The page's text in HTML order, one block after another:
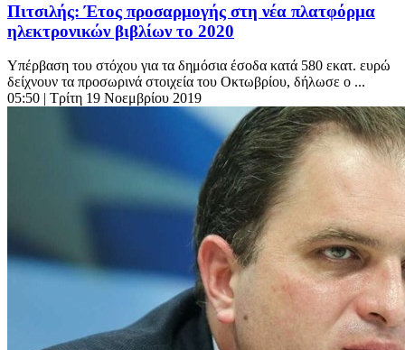
Πιτσιλής: Έτος προσαρμογής στη νέα πλατφόρμα
ηλεκτρονικών βιβλίων το 2020
Υπέρβαση του στόχου για τα δημόσια έσοδα κατά 580 εκατ. ευρώ
δείχνουν τα προσωρινά στοιχεία του Οκτωβρίου, δήλωσε ο ...
05:50 | Τρίτη 19 Νοεμβρίου 2019